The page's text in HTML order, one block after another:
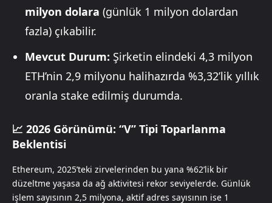
milyon dolara (günlük 1 milyon dolardan
fazla) çıkabilir.
Mevcut Durum: Şirketin elindeki 4,3 milyon
ETH’nin 2,9 milyonu halihazırda %3,32’lik yıllık
oranla stake edilmiş durumda.
📈 2026 Görünümü: “V” Tipi Toparlanma
Beklentisi
Ethereum, 2025’teki zirvelerinden bu yana %62’lik bir
düzeltme yaşasa da ağ aktivitesi rekor seviyelerde. Günlük
işlem sayısının 2,5 milyona, aktif adres sayısının ise 1